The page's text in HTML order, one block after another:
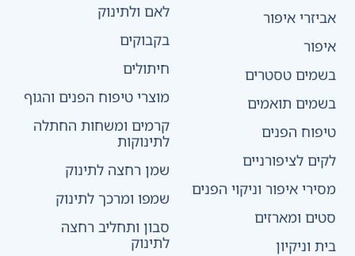
אביזרי איפור
איפור
בשמים טסטרים
בשמים תואמים
טיפוח הפנים
לקים לציפורניים
מסירי איפור וניקוי הפנים
סטים ומארזים
בית וניקיון
לאם ולתינוק
בקבוקים
חיתולים
מוצרי טיפוח הפנים והגוף
קרמים ומשחות החתלה
לתינוקות
שמן רחצה לתינוק
שמפו ומרכך לתינוק
סבון ותחליב רחצה
לתינוק